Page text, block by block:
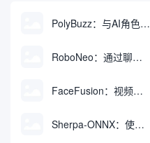
PolyBuzz：与AI角色互动的免费聊天与角色扮演平台
RoboNeo：通过聊天生成和编辑视频与图像的AI工具
FaceFusion：视频换脸增强工具|语音同步视频嘴型动作
Sherpa-ONNX：使用ONNXRuntime实现离线语音识别和合成